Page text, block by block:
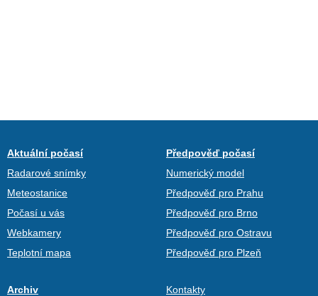
Aktuální počasí
Radarové snímky
Meteostanice
Počasí u vás
Webkamery
Teplotní mapa
Předpověď počasí
Numerický model
Předpověď pro Prahu
Předpověď pro Brno
Předpověď pro Ostravu
Předpověď pro Plzeň
Archiv Kontakty